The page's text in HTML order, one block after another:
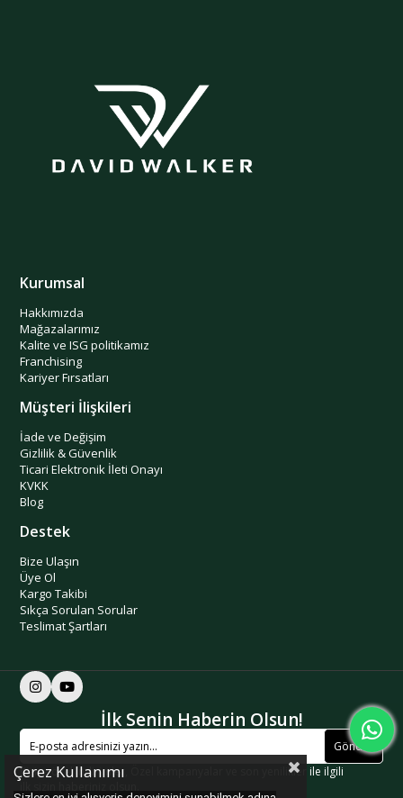
Kurumsal
Hakkımızda
Mağazalarımız
Kalite ve ISG politikamız
Franchising
Kariyer Fırsatları
Müşteri İlişkileri
İade ve Değişim
Gizlilik & Güvenlik
Ticari Elektronik İleti Onayı
KVKK
Blog
Destek
Bize Ulaşın
Üye Ol
Kargo Takibi
Sıkça Sorulan Sorular
Teslimat Şartları
İlk Senin Haberin Olsun!
Kişiye özel indirimler, Özel kampanyalar ve son yenilikler ile ilgili
Gönder
Çerez Kullanımı